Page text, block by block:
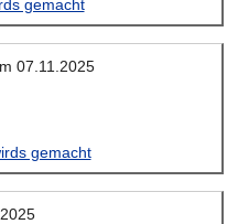
gemacht
07.11.2025
gemacht